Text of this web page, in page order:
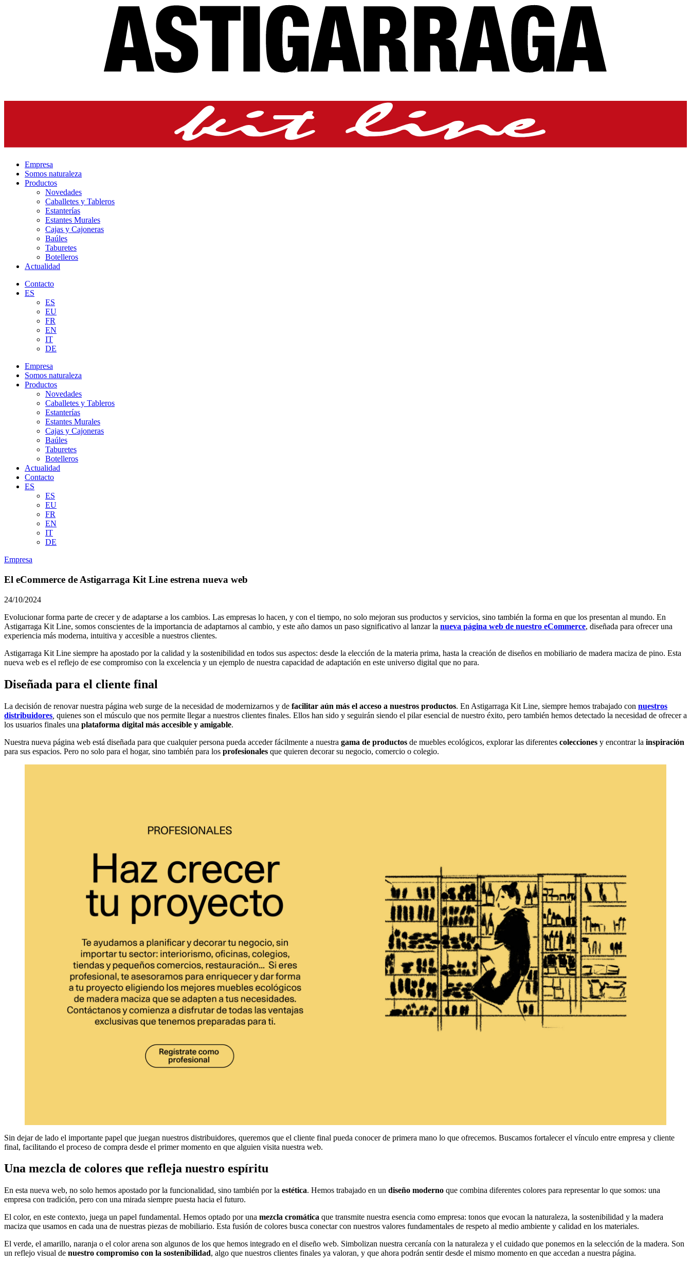
Empresa
Somos naturaleza
Productos
Novedades
Caballetes y Tableros
Estanterías
Estantes Murales
Cajas y Cajoneras
Baúles
Taburetes
Botelleros
Actualidad
Contacto
ES
ES
EU
FR
EN
IT
DE
Empresa
Somos naturaleza
Productos
Novedades
Caballetes y Tableros
Estanterías
Estantes Murales
Cajas y Cajoneras
Baúles
Taburetes
Botelleros
Actualidad
Contacto
ES
ES
EU
FR
EN
IT
DE
Empresa
El eCommerce de Astigarraga Kit Line estrena nueva web
24/10/2024
Evolucionar forma parte de crecer y de adaptarse a los cambios. Las empresas lo hacen, y con el tiempo, no solo mejoran sus productos y servicios, sino también la forma en que los presentan al mundo. En
Astigarraga Kit Line, somos conscientes de la importancia de adaptarnos al cambio, y este año damos un paso significativo al lanzar la nueva página web de nuestro eCommerce, diseñada para ofrecer una
experiencia más moderna, intuitiva y accesible a nuestros clientes.
Astigarraga Kit Line siempre ha apostado por la calidad y la sostenibilidad en todos sus aspectos: desde la elección de la materia prima, hasta la creación de diseños en mobiliario de madera maciza de pino. Esta
nueva web es el reflejo de ese compromiso con la excelencia y un ejemplo de nuestra capacidad de adaptación en este universo digital que no para.
Diseñada para el cliente final
La decisión de renovar nuestra página web surge de la necesidad de modernizarnos y de facilitar aún más el acceso a nuestros productos. En Astigarraga Kit Line, siempre hemos trabajado con nuestros
distribuidores quienes son el músculo que nos permite llegar a nuestros clientes finales. Ellos han sido y seguirán siendo el pilar esencial de nuestro éxito, pero también hemos detectado la necesidad de ofrecer a
los usuarios finales una plataforma digital más accesible y amigable.
Nuestra nueva página web está diseñada para que cualquier persona pueda acceder fácilmente a nuestra gama de productos de muebles ecológicos, explorar las diferentes colecciones y encontrar la inspiración
para sus espacios. Pero no solo para el hogar, sino también para los profesionales que quieren decorar su negocio, comercio o colegio.
Sin dejar de lado el importante papel que juegan nuestros distribuidores, queremos que el cliente final pueda conocer de primera mano lo que ofrecemos. Buscamos fortalecer el vínculo entre empresa y cliente
final, facilitando el proceso de compra desde el primer momento en que alguien visita nuestra web.
Una mezcla de colores que refleja nuestro espíritu
En esta nueva web, no solo hemos apostado por la funcionalidad, sino también por la estética. Hemos trabajado en un diseño moderno que combina diferentes colores para representar lo que somos: una
empresa con tradición, pero con una mirada siempre puesta hacia el futuro.
El color, en este contexto, juega un papel fundamental. Hemos optado por una mezcla cromática que transmite nuestra esencia como empresa: tonos que evocan la naturaleza, la sostenibilidad y la madera
maciza que usamos en cada una de nuestras piezas de mobiliario. Esta fusión de colores busca conectar con nuestros valores fundamentales de respeto al medio ambiente y calidad en los materiales.
El verde, el amarillo, naranja o el color arena son algunos de los que hemos integrado en el diseño web. Simbolizan nuestra cercanía con la naturaleza y el cuidado que ponemos en la selección de la madera. Son
un reflejo visual de nuestro compromiso con la sostenibilidad, algo que nuestros clientes finales ya valoran, y que ahora podrán sentir desde el mismo momento en que accedan a nuestra página.